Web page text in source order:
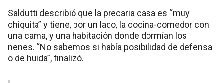
Saldutti describió que la precaria casa es “muy
chiquita” y tiene, por un lado, la cocina-comedor con
una cama, y una habitación donde dormían los
nenes. “No sabemos si había posibilidad de defensa
o de huida”, finalizó.